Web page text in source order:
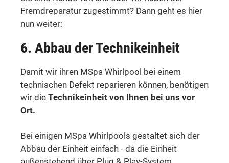
Fremdreparatur zugestimmt? Dann geht es hier
nun weiter:
6. Abbau der Technikeinheit
Damit wir ihren MSpa Whirlpool bei einem
technischen Defekt reparieren können, benötigen
wir die Technikeinheit von Ihnen bei uns vor
Ort.
Bei einigen MSpa Whirlpools gestaltet sich der
Abbau der Einheit einfach - da die Einheit